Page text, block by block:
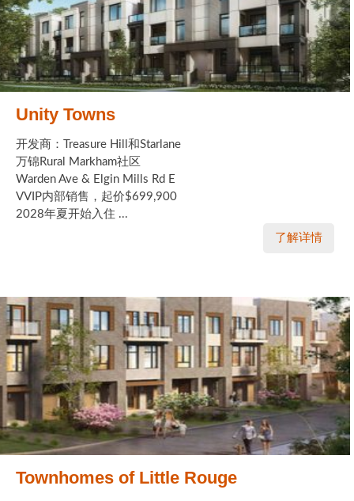
Unity Towns
开发商：Treasure Hill和Starlane
万锦Rural Markham社区
Warden Ave & Elgin Mills Rd E
VVIP内部销售，起价$699,900
2028年夏开始入住 ...
了解详情
Townhomes of Little Rouge